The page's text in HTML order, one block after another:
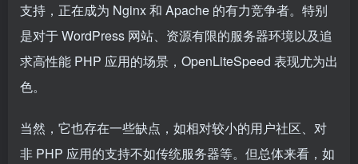
支持，正在成为 Nginx 和 Apache 的有力竞争者。特别
是对于 WordPress 网站、资源有限的服务器环境以及追
求高性能 PHP 应用的场景，OpenLiteSpeed 表现尤为出
色。
当然，它也存在一些缺点，如相对较小的用户社区、对
非 PHP 应用的支持不如传统服务器等。但总体来看，如